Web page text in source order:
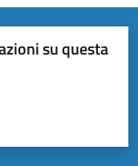
su questa